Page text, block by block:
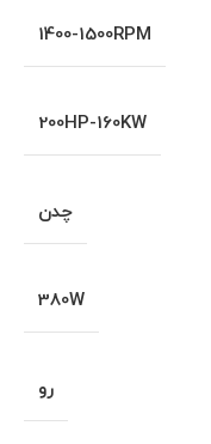
1400-1500RPM
200HP-160KW
چدن
380W
رو